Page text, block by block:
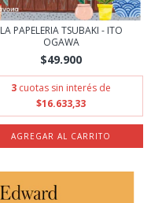
LA PAPELERIA TSUBAKI - ITO
OGAWA
$49.900
3 cuotas sin interés de
$16.633,33